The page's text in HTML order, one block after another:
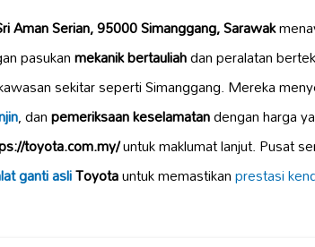
Aman Serian, 95000 Simanggang, Sarawak
pasukanmekanik bertauliahdan peralatan
sekitar seperti Simanggang. Mereka
, danpemeriksaan keselamatandengan harga
toyota.com.my/untuk maklumat lanjut. Pusat
ganti asliToyotauntuk memastikanprestasi